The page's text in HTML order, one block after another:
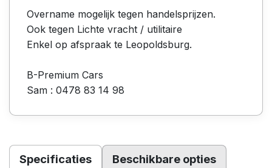
Overname mogelijk tegen handelsprijzen.
Ook tegen Lichte vracht / utilitaire
Enkel op afspraak te Leopoldsburg.
B-Premium Cars
Sam : 0478 83 14 98
Specificaties Beschikbare opties